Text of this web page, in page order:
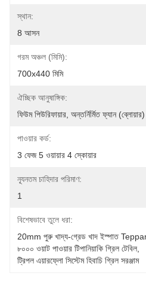
স্থান:
8 আসন
গরম অঞ্চল (মিমি):
700x440 মিমি
ঐচ্ছিক আনুষাঙ্গিক:
ফিউম পিউরিফায়ার, অন্তর্নির্মিত ফ্যান
পাওয়ার কর্ড:
3 ফেজ 5 ওয়ায়ার 4 স্কোয়ার
ন্যূনতম চাহিদার পরিমাণ:
1
বিশেষভাবে তুলে ধরা:
20mm পুরু খাদ্য-গ্রেড খাদ ইস্পাত
৮০০০ ওয়াট পাওয়ার টিপানিয়াকি গ্রিল টেবিল
ট্রিপল এয়ারফ্লো সিস্টেম হিবাচি গ্রিল সরঞ্জাম